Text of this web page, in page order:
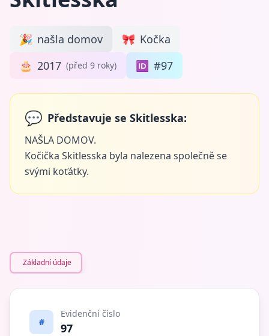
🎉 našla domov 🎀 Kočka
🎂 2017 (před 9 roky) 🆔 #97
💬 Představuje se Skitlesska:
NAŠLA DOMOV.
Kočička Skitlesska byla nalezena společně se
svými koťátky.
Základní údaje
#
Evidenční číslo
97